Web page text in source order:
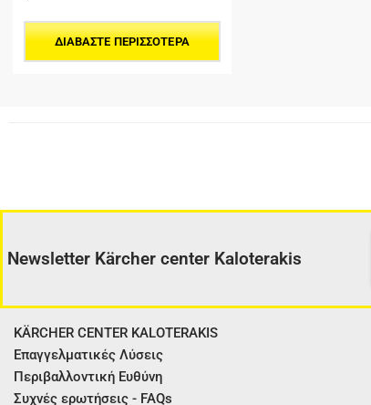
ΔΙΑΒΆΣΤΕ ΠΕΡΙΣΣΌΤΕΡΑ
Newsletter Kärcher center Kaloterakis
KÄRCHER CENTER KALOTERAKIS
Επαγγελματικές Λύσεις
Περιβαλλοντική Ευθύνη
Συχνές ερωτήσεις - FAQs